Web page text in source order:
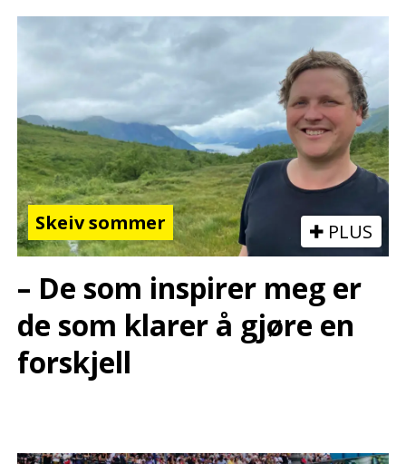
Skeiv sommer PLUS
– De som inspirer meg er
de som klarer å gjøre en
forskjell